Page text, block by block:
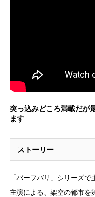
突っ込みどころ満載だが
ます
ストーリー
「バーフバリ」シリーズ
主演による、架空の都市を